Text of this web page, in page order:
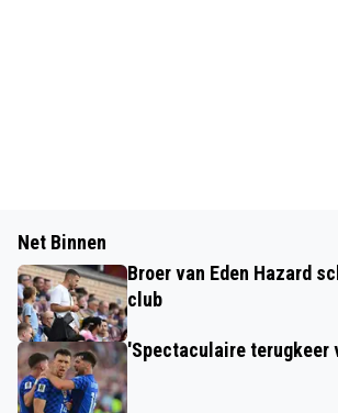
Net Binnen
Broer van Eden Hazard
club
'Spectaculaire terugkeer